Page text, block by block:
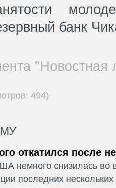
банк
"Новостная
494)
откатился после
немного снизилась во
последних